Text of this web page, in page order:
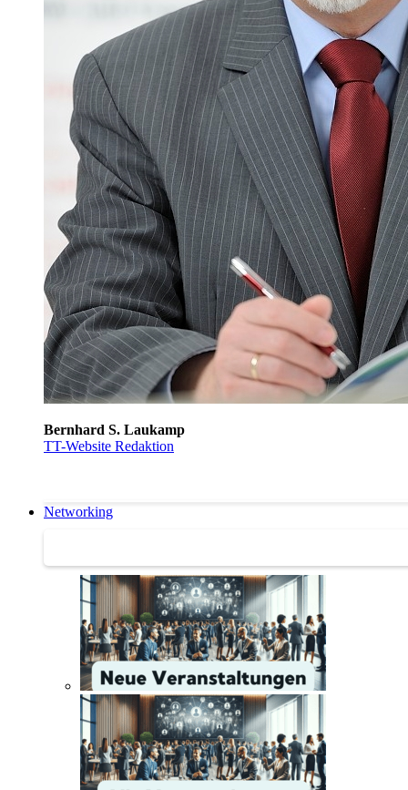
Bernhard S. Laukamp
TT-Website Redaktion
Networking